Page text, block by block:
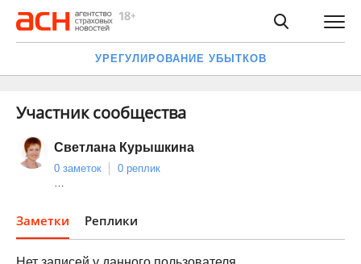
УРЕГУЛИРОВАНИЕ УБЫТКОВ
Участник сообщества
Светлана Курышкина
0 заметок
0 реплик
…
Заметки Реплики